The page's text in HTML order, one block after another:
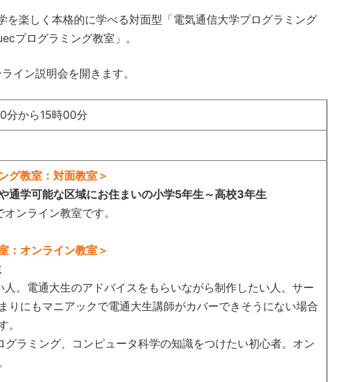
楽しく本格的に学べる対面型「電気通信大学プログラミング
プログラミング教室」。
イン説明会を開きます。
分から15時00分
グ教室：対面教室＞
通学可能な区域にお住まいの小学5年生～高校3年生
ンライン教室です。
：オンライン教室＞
。電通大生のアドバイスをもらいながら制作したい人。サー
りにもマニアックで電通大生講師がカバーできそうにない場合
。
ラミング、コンピュータ科学の知識をつけたい初心者。オン